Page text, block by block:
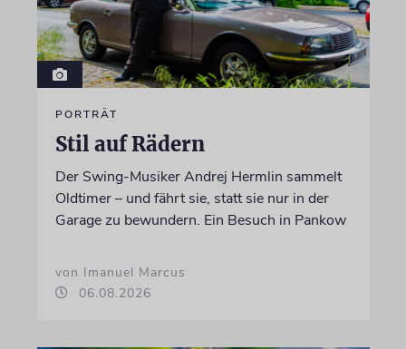
PORTRÄT
Stil auf Rädern
Der Swing-Musiker Andrej Hermlin sammelt
Oldtimer – und fährt sie, statt sie nur in der
Garage zu bewundern. Ein Besuch in Pankow
von Imanuel Marcus
06.08.2026